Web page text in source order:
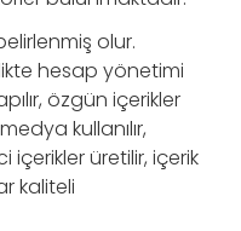
olur.
hesap yönetimi
özgün içerikler
kullanılır,
içerikler üretilir, içerik
kaliteli